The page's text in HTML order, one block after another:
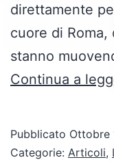
direttamente
cuore di
stanno
Continua a
Pubblicato Ottobre
Categorie: Articoli,